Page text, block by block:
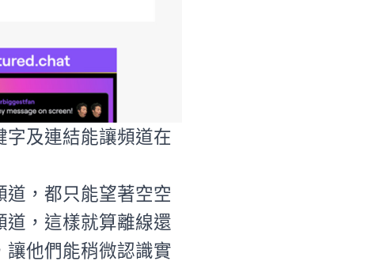
及連結能讓頻道在
，都只能望著空空
道，這樣就算離線還
他們能稍微認識實